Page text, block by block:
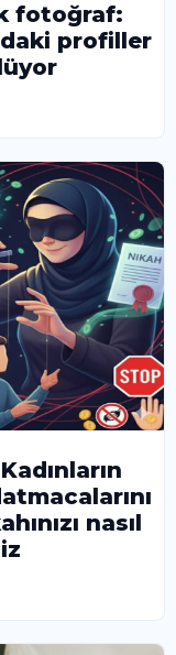
fotoğraf:
profiller
nasıl